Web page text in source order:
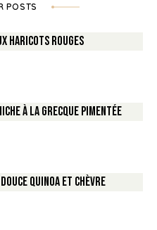
POSTS
haricots rouges
à la Grecque pimentée
Quinoa et Chèvre